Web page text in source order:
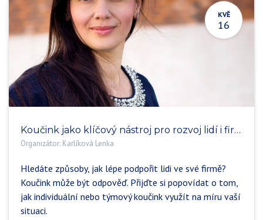
KVĚ
16
Koučink jako klíčový nástroj pro rozvoj lidí i firem
Organizátor: Karlíková Lenka
Hledáte způsoby, jak lépe podpořit lidi ve své firmě?
Koučink může být odpověď. Přijďte si popovídat o tom,
jak individuální nebo týmový koučink využít na míru vaší
situaci.